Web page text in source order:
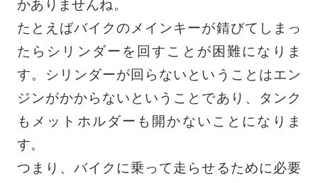
かありませんね。
たとえばバイクのメインキーが錆びてしまっ
たらシリンダーを回すことが困難になりま
す。シリンダーが回らないということはエン
ジンがかからないということであり、タンク
もメットホルダーも開かないことになりま
す。
つまり、バイクに乗って走らせるために必要